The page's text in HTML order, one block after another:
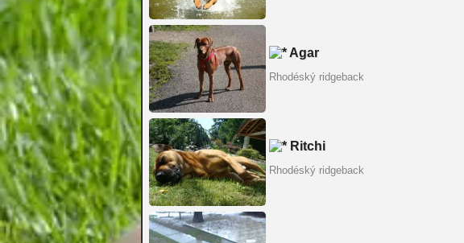
Agar
Rhodéský ridgeback
Ritchi
Rhodéský ridgeback